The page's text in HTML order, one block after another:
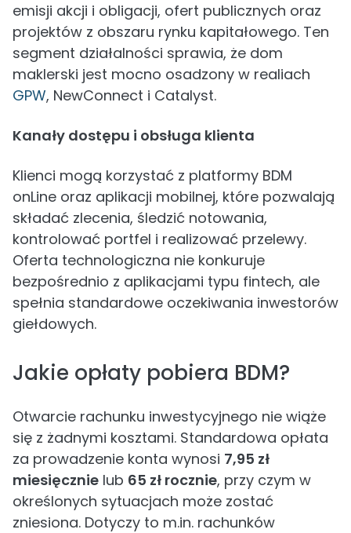
emisji akcji i obligacji, ofert publicznych oraz
projektów z obszaru rynku kapitałowego. Ten
segment działalności sprawia, że dom
maklerski jest mocno osadzony w realiach
GPW, NewConnect i Catalyst.
Kanały dostępu i obsługa klienta
Klienci mogą korzystać z platformy BDM
onLine oraz aplikacji mobilnej, które pozwalają
składać zlecenia, śledzić notowania,
kontrolować portfel i realizować przelewy.
Oferta technologiczna nie konkuruje
bezpośrednio z aplikacjami typu fintech, ale
spełnia standardowe oczekiwania inwestorów
giełdowych.
Jakie opłaty pobiera BDM?
Otwarcie rachunku inwestycyjnego nie wiąże
się z żadnymi kosztami. Standardowa opłata
za prowadzenie konta wynosi 7,95 zł
miesięcznie lub 65 zł rocznie, przy czym w
określonych sytuacjach może zostać
zniesiona. Dotyczy to m.in. rachunków